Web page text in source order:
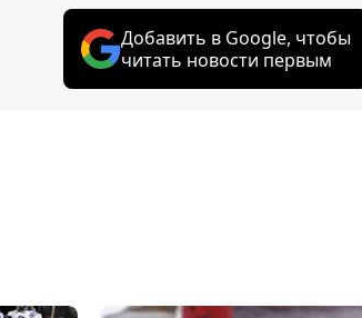
Добавить в Google, чтобы
читать новости первым